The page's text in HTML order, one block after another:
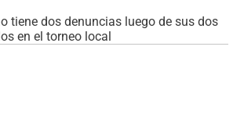
tiene dos denuncias luego de sus dos
en el torneo local